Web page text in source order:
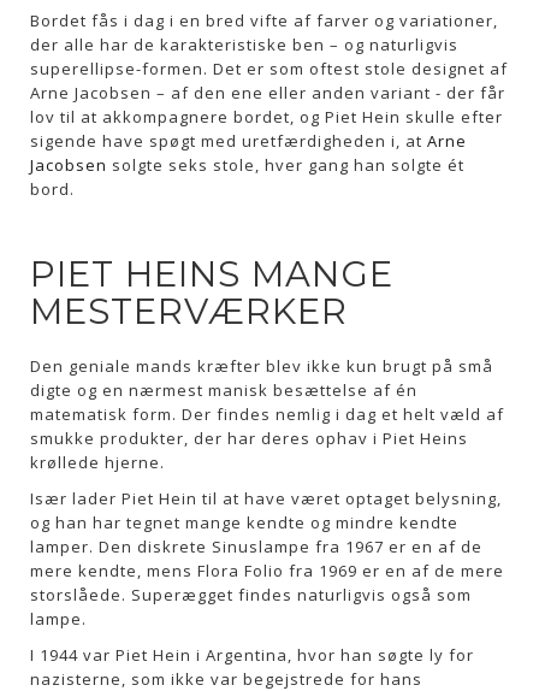
Bordet fås i dag i en bred vifte af farver og variationer,
der alle har de karakteristiske ben – og naturligvis
superellipse-formen. Det er som oftest stole designet af
Arne Jacobsen – af den ene eller anden variant - der får
lov til at akkompagnere bordet, og Piet Hein skulle efter
sigende have spøgt med uretfærdigheden i, at Arne
Jacobsen solgte seks stole, hver gang han solgte ét
bord.
PIET HEINS MANGE
MESTERVÆRKER
Den geniale mands kræfter blev ikke kun brugt på små
digte og en nærmest manisk besættelse af én
matematisk form. Der findes nemlig i dag et helt væld af
smukke produkter, der har deres ophav i Piet Heins
krøllede hjerne.
Især lader Piet Hein til at have været optaget belysning,
og han har tegnet mange kendte og mindre kendte
lamper. Den diskrete Sinuslampe fra 1967 er en af de
mere kendte, mens Flora Folio fra 1969 er en af de mere
storslåede. Superægget findes naturligvis også som
lampe.
I 1944 var Piet Hein i Argentina, hvor han søgte ly for
nazisterne, som ikke var begejstrede for hans